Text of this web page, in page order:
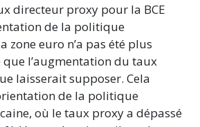
directeur proxy pour la BCE
de la politique
zone euro n’a pas été plus
que l’augmentation du taux
laisserait supposer. Cela
de la politique
où le taux proxy a dépassé